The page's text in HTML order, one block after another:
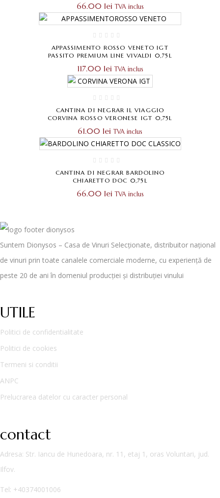
66.00 lei TVA inclus
APPASSIMENTO ROSSO VENETO IGT
PASSITO PREMIUM LINE VIVALDI 0,75L
117.00 lei TVA inclus
CANTINA DI NEGRAR IL VIAGGIO
CORVINA ROSSO VERONESE IGT 0,75L
61.00 lei TVA inclus
CANTINA DI NEGRAR BARDOLINO
CHIARETTO DOC 0,75L
66.00 lei TVA inclus
Suntem Dionysos – Casa de Vinuri Selecționate, distribuitor național
de vinuri prin toate canalele comerciale moderne, cu experiență de
peste 20 de ani în domeniul producției și distribuției vinului
UTILE
Politici de confidentialitate
Politici de cookies
Termeni si conditii
ANPC
Prelucrarea datelor cu caracter personal
contact
Adresa: Str. Iancu de Hunedoara, nr. 11, etaj 1, oras Voluntari, jud.
Ilfov.
Tel: +40374001006